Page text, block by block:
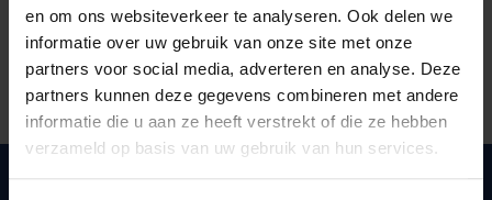
en om ons websiteverkeer te analyseren. Ook delen we
informatie over uw gebruik van onze site met onze
partners voor social media, adverteren en analyse. Deze
partners kunnen deze gegevens combineren met andere
informatie die u aan ze heeft verstrekt of die ze hebben
verzameld op basis van uw gebruik van hun services.